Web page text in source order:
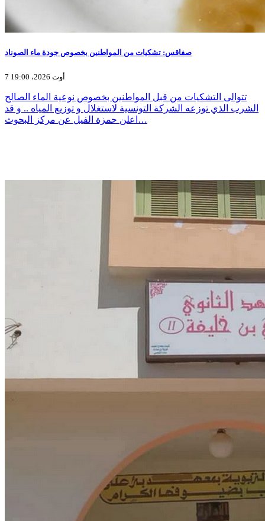
صفاقس: تشكيات من المواطنين بخصوص جودة ماء الصوناد
7 أوت 2026، 19:00
تتوالى التشكيات من قبل المواطنين بخصوص نوعية الماء الصالح
الشرب الذي توزعه الشركة التونسية لاستغلال و توزيع المياه .. و قد
اعلن حمزة الفيل عن مركز البحوث…